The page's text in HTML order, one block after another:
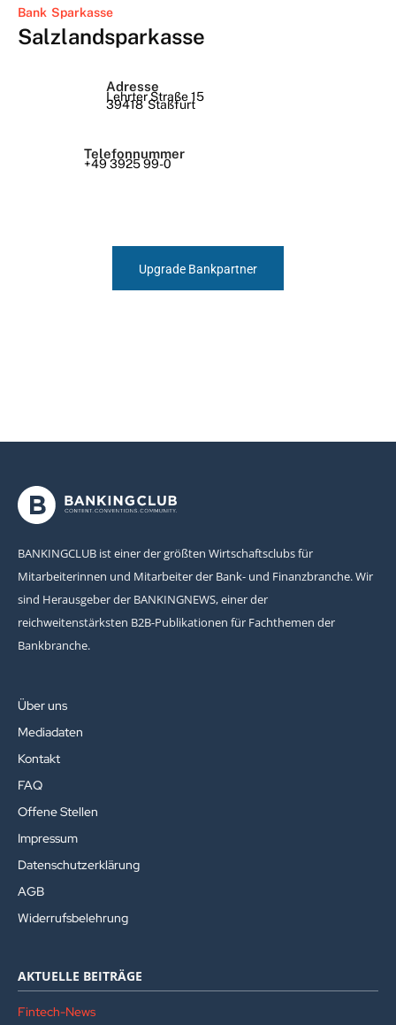
Bank Sparkasse
Salzlandsparkasse
Adresse
Lehrter Straße 15
39418 Staßfurt
Telefonnummer
+49 3925 99-0
Upgrade Bankpartner
BANKINGCLUB ist einer der größten Wirtschaftsclubs für
Mitarbeiterinnen und Mitarbeiter der Bank- und Finanzbranche. Wir
sind Herausgeber der BANKINGNEWS, einer der
reichweitenstärksten B2B-Publikationen für Fachthemen der
Bankbranche.
Über uns
Mediadaten
Kontakt
FAQ
Offene Stellen
Impressum
Datenschutzerklärung
AGB
Widerrufsbelehrung
AKTUELLE BEITRÄGE
Fintech-News